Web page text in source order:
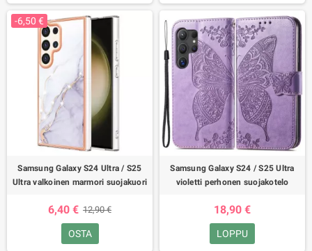
-6,50 €
Samsung Galaxy S24 Ultra / S25
Ultra valkoinen marmori suojakuori
6,40 € 12,90 €
OSTA
Samsung Galaxy S24 / S25 Ultra
violetti perhonen suojakotelo
18,90 €
LOPPU